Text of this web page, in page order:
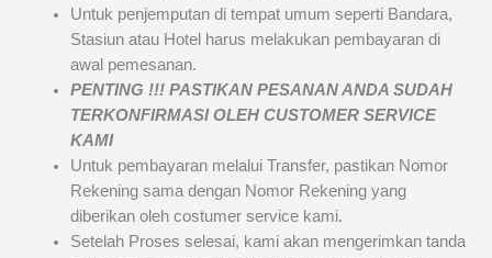
Untuk penjemputan di tempat umum seperti Bandara,
Stasiun atau Hotel harus melakukan pembayaran di
awal pemesanan.
PENTING !!! PASTIKAN PESANAN ANDA SUDAH
TERKONFIRMASI OLEH CUSTOMER SERVICE
KAMI
Untuk pembayaran melalui Transfer, pastikan Nomor
Rekening sama dengan Nomor Rekening yang
diberikan oleh costumer service kami.
Setelah Proses selesai, kami akan mengerimkan tanda